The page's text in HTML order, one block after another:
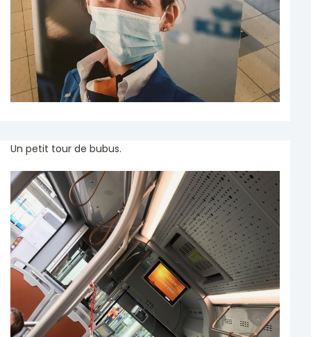
Un petit tour de bubus.